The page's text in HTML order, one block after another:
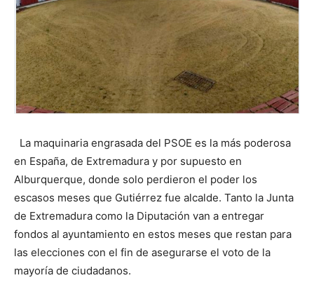
La maquinaria engrasada del PSOE es la más poderosa
en España, de Extremadura y por supuesto en
Alburquerque, donde solo perdieron el poder los
escasos meses que Gutiérrez fue alcalde. Tanto la Junta
de Extremadura como la Diputación van a entregar
fondos al ayuntamiento en estos meses que restan para
las elecciones con el fin de asegurarse el voto de la
mayoría de ciudadanos.